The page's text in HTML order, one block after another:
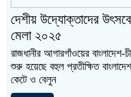
দেশীয় উদ্যোক্তাদের
মেলা ২০২৫
রাজধানীর আগারগাঁওয়ের
শুরু হয়েছে বহুল প্রতীক্ষিত
কেটে ও বেলুন